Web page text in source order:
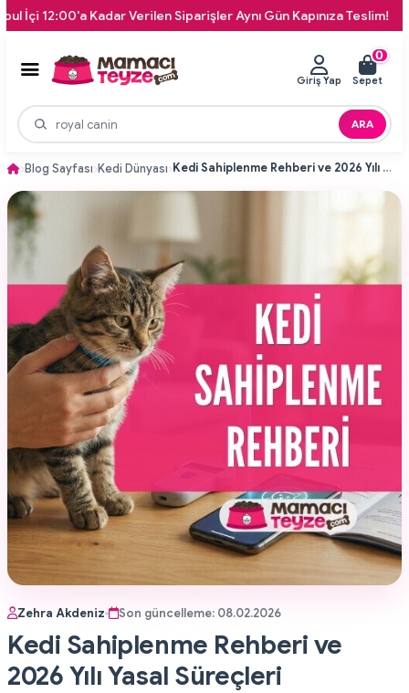
Verilen Siparişler Aynı Gün Kapınıza Teslim! 16:00'a
ARA
Giriş Yap
0
Sepet
Blog Sayfası Kedi Dünyası Kedi Sahiplenme Rehberi ve 2026 Yılı Yasal Süreçleri
Zehra Akdeniz Son güncelleme: 08.02.2026
Kedi Sahiplenme Rehberi ve
2026 Yılı Yasal Süreçleri